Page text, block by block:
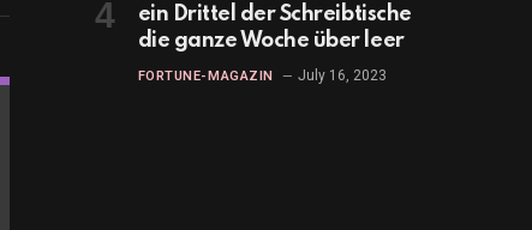
ein Drittel der Schreibtische
die ganze Woche über leer
FORTUNE-MAGAZIN July 16, 2023